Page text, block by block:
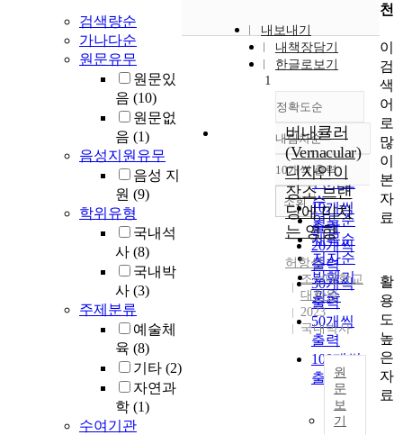
검색량순
가나다순
원문유무
원문있
음 (10)
원문없
음 (1)
음성지원유무
음성 지
원 (9)
학위유형
국내석
사 (8)
국내박
사 (3)
주제분류
예술체
육 (8)
기타 (2)
자연과
학 (1)
수여기관
내보내기
내책장담기
한글로보기
정확도순
정확도
순
인기도
순
연도순
제목순
저자순
발행기
관순
내림차순
내림차순
10개씩 출력
10개씩
출력
20개씩
출력
30개씩
출력
50개씩
출력
100개씩
출력
조회
1
버내큘러
(Vernacular)
디자인이
장소 브랜
딩에 미치
는 영향
허항석
조선대학교
대학원
2023
국내박사
원
문
보
기
천
이
검
색
어
로
많
이
본
자
료
활
용
도
높
은
자
료